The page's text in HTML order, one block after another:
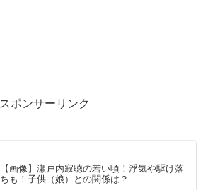
スポンサーリンク
【画像】瀬戸内寂聴の若い頃！浮気や駆け落
ちも！子供（娘）との関係は？